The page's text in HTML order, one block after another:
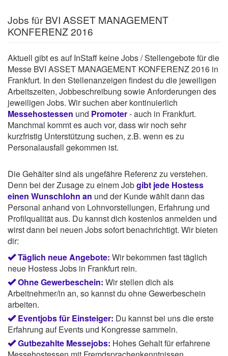
Jobs für BVI ASSET MANAGEMENT
KONFERENZ 2016
Aktuell gibt es auf InStaff keine Jobs / Stellengebote für die
Messe BVI ASSET MANAGEMENT KONFERENZ 2016 in
Frankfurt. In den Stellenanzeigen findest du die jeweiligen
Arbeitszeiten, Jobbeschreibung sowie Anforderungen des
jeweiligen Jobs. Wir suchen aber kontinuierlich
Messehostessen und Promoter- auch in Frankfurt.
Manchmal kommt es auch vor, dass wir noch sehr
kurzfristig Unterstützung suchen, z.B. wenn es zu
Personalausfall gekommen ist.
Die Gehälter sind als ungefähre Referenz zu verstehen.
Denn bei der Zusage zu einem Jobgibt jede Hostess
einen Wunschlohn an und der Kunde wählt dann das
Personal anhand von Lohnvorstellungen, Erfahrung und
Profilqualität aus. Du kannst dich kostenlos anmelden und
wirst dann bei neuen Jobs sofort benachrichtigt. Wir bieten
dir:
Täglich neue Angebote: Wir bekommen fast täglich
neue Hostess Jobs in Frankfurt rein.
Ohne Gewerbeschein: Wir stellen dich als
Arbeitnehmer/in an, so kannst du ohne Gewerbeschein
arbeiten.
Eventjobs für Einsteiger: Du kannst bei uns die erste
Erfahrung auf Events und Kongresse sammeln.
Gutbezahlte Messejobs: Hohes Gehalt für erfahrene